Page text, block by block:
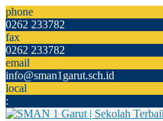
phone
0262 233782
fax
0262 233782
email
info@sman1garut.sch.id
local
: